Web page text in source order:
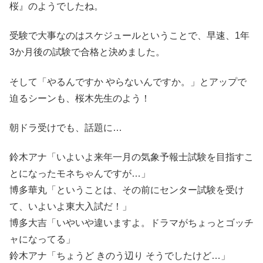
桜』のようでしたね。
受験で大事なのはスケジュールということで、早速、1年
3か月後の試験で合格と決めました。
そして「やるんですか やらないんですか。」とアップで
迫るシーンも、桜木先生のよう！
朝ドラ受けでも、話題に…
鈴木アナ「いよいよ来年一月の気象予報士試験を目指すこ
とになったモネちゃんですが…」
博多華丸「ということは、その前にセンター試験を受け
て、いよいよ東大入試だ！」
博多大吉「いやいや違いますよ。ドラマがちょっとゴッチ
ャになってる」
鈴木アナ「ちょうど きのう辺り そうでしたけど…」